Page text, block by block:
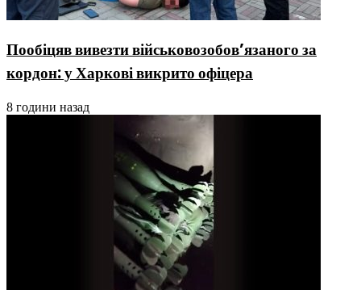
Пообіцяв вивезти військовозобов’язаного за
кордон: у Харкові викрито офіцера
8 години назад